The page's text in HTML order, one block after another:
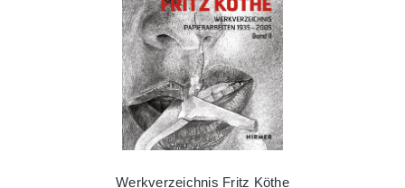
Werkverzeichnis Fritz Köthe